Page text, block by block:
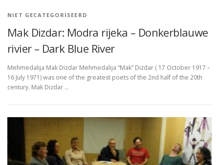
NIET GECATEGORISEERD
Mak Dizdar: Modra rijeka – Donkerblauwe
rivier – Dark Blue River
Mehmedalija Mak Dizdar Mehmedalija “Mak” Dizdar ( 17 October 1917 –
16 July 1971) was one of the greatest poets of the 2nd half of the 20th
century. Mak Dizdar …